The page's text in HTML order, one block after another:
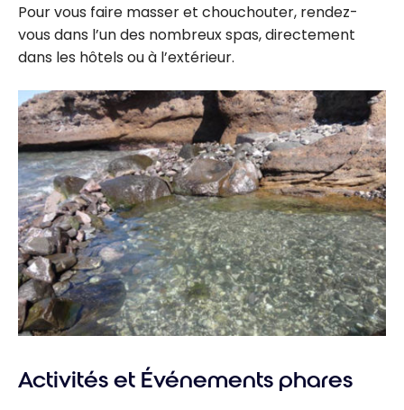
Pour vous faire masser et chouchouter, rendez-
vous dans l’un des nombreux spas, directement
dans les hôtels ou à l’extérieur.
Activités et Événements phares